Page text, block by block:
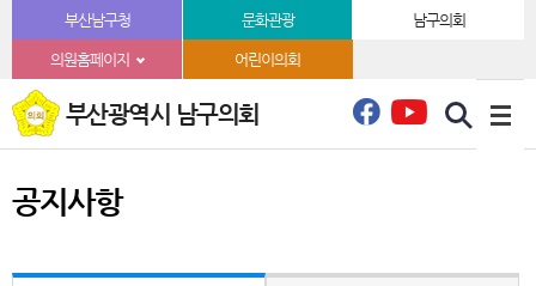
본문바로가기부산남구청 문화관광 남구의회
의원홈페이지 어린이의회
부산광역시 남구의회
공지사항